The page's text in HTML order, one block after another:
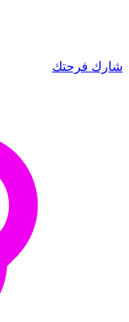
شارك فرحتك